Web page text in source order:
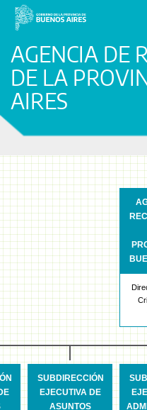
AGENCIA DE
DE LA
AIRES
SUBDIRECCIÓN
EJECUTIVA DE
ASUNTOS